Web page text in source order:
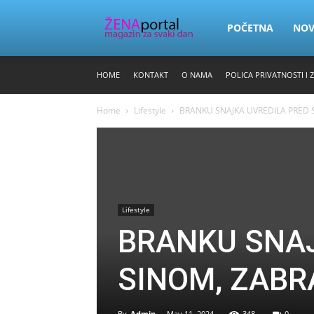
Zena
POČETNA
HOME KONTAKT O NAMA POLICA PRIVATNOSTI I
Home Lifestyle BRANKU SNAJKA UVREDILA
Lifestyle
BRANKU
SINOM,